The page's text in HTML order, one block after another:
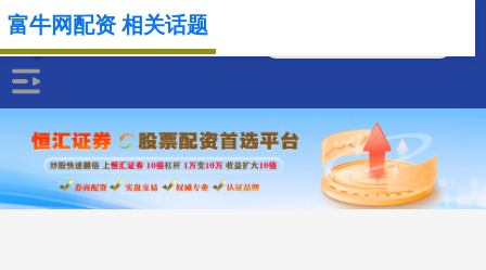
富牛网配资 相关话题